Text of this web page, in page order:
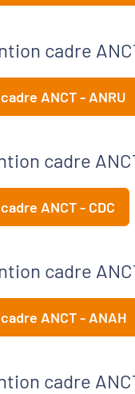
cadre
ANCT - ANRU
cadre
ANCT - CDC
cadre
ANCT - ANAH
cadre